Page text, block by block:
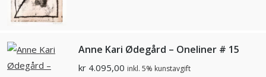
Anne Kari Ødegård – Oneliner # 15
kr 4.095,00 inkl. 5% kunstavgift